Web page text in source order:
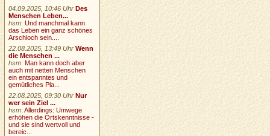
04.09.2025, 10:46 Uhr Des
Menschen Leben...
hsm:Und manchmal kann
das Leben ein ganz schönes
Arschloch sein....
22.08.2025, 13:49 Uhr Wenn
die Menschen ...
hsm:Man kann doch aber
auch mit netten Menschen
ein entspanntes und
gemütliches Pla...
22.08.2025, 09:30 Uhr Nur
wer sein Ziel ...
hsm:Allerdings: Umwege
erhöhen die Ortskenntnisse -
und sie sind wertvoll und
bereic...